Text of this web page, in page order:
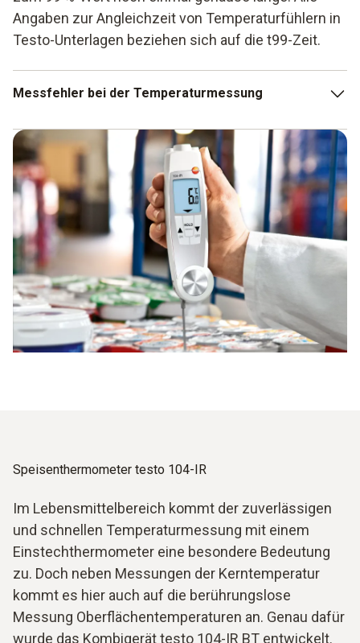
Angaben zur Angleichzeit von Temperaturfühlern in
Testo-Unterlagen beziehen sich auf die t99-Zeit.
Messfehler bei der Temperaturmessung
Ein häufig auftretender Messfehler bei der
Temperaturmessung ist, dass die Temperaturfühler und das
Messobjekt unterschiedliche Temperaturen aufweisen.
Dadurch wird dem Messobjekt entweder Wärme zugeführt
(Fühler wärmer) oder entzogen (Fühler kälter) – und damit
auch Energie. Und aufgrund des Energieentzuges wird nicht
mehr die tatsächliche Temperatur gemessen. Dieser
Messfehler lässt sich jedoch minimieren, indem man eine
Eintauchtiefe vom 10 bis 15-fachen des
Fühlerdurchmessers wählt. Bei Tauchmessungen in
Flüssigkeiten kann der Messfehler zudem verringert
werden, indem die Flüssigkeit ständig in Bewegung
Speisenthermometer testo 104-IR
Im Lebensmittelbereich kommt der zuverlässigen
und schnellen Temperaturmessung mit einem
Einstechthermometer eine besondere Bedeutung
zu. Doch neben Messungen der Kerntemperatur
kommt es hier auch auf die berührungslose
Messung Oberflächentemperaturen an. Genau dafür
wurde das Kombigerät testo 104-IR BT entwickelt.